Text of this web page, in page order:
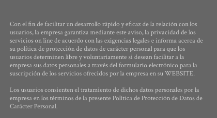
Con el fin de facilitar un desarrollo rápido y eficaz de la relación con los
usuarios, la empresa garantiza mediante este aviso, la privacidad de los
servicios on line de acuerdo con las exigencias legales e informa acerca de
su política de protección de datos de carácter personal para que los
usuarios determinen libre y voluntariamente si desean facilitar a la
empresa sus datos personales a través del formulario electrónico para la
suscripción de los servicios ofrecidos por la empresa en su WEBSITE.
Los usuarios consienten el tratamiento de dichos datos personales por la
empresa en los términos de la presente Política de Protección de Datos de
Carácter Personal.